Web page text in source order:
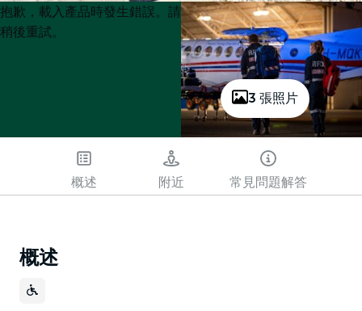
3 張照片
Product
List
Product
List
抱歉，載入產品時發生錯誤。請
稍後重試。
概述 附近 常見問題解答
概述